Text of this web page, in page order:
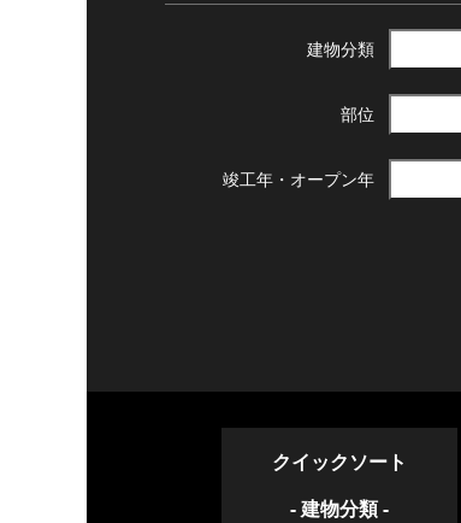
建物分類
部位
竣工年・ オープン年
クイックソート
- 建物分類 -